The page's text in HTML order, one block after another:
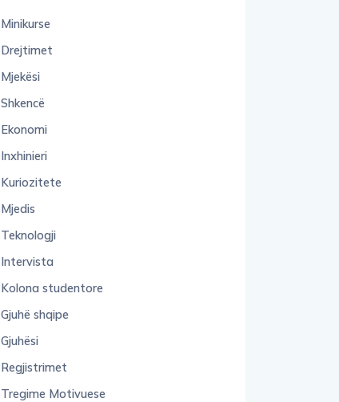
Minikurse
Drejtimet
Mjekësi
Shkencë
Ekonomi
Inxhinieri
Kuriozitete
Mjedis
Teknologji
Intervista
Kolona studentore
Gjuhë shqipe
Gjuhësi
Regjistrimet
Tregime Motivuese